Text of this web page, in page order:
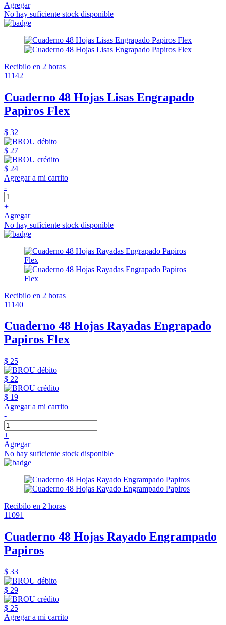
Agregar
No hay suficiente stock disponible
Recibilo en 2 horas
11142
Cuaderno 48 Hojas Lisas Engrapado
Papiros Flex
$ 32
$ 27
$ 24
Agregar a mi carrito
-
+
Agregar
No hay suficiente stock disponible
Recibilo en 2 horas
11140
Cuaderno 48 Hojas Rayadas Engrapado
Papiros Flex
$ 25
$ 22
$ 19
Agregar a mi carrito
-
+
Agregar
No hay suficiente stock disponible
Recibilo en 2 horas
11091
Cuaderno 48 Hojas Rayado Engrampado
Papiros
$ 33
$ 29
$ 25
Agregar a mi carrito